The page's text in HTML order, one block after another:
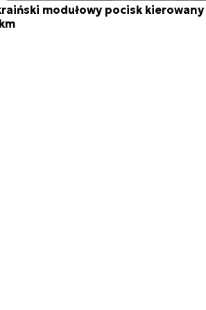
modułowy pocisk